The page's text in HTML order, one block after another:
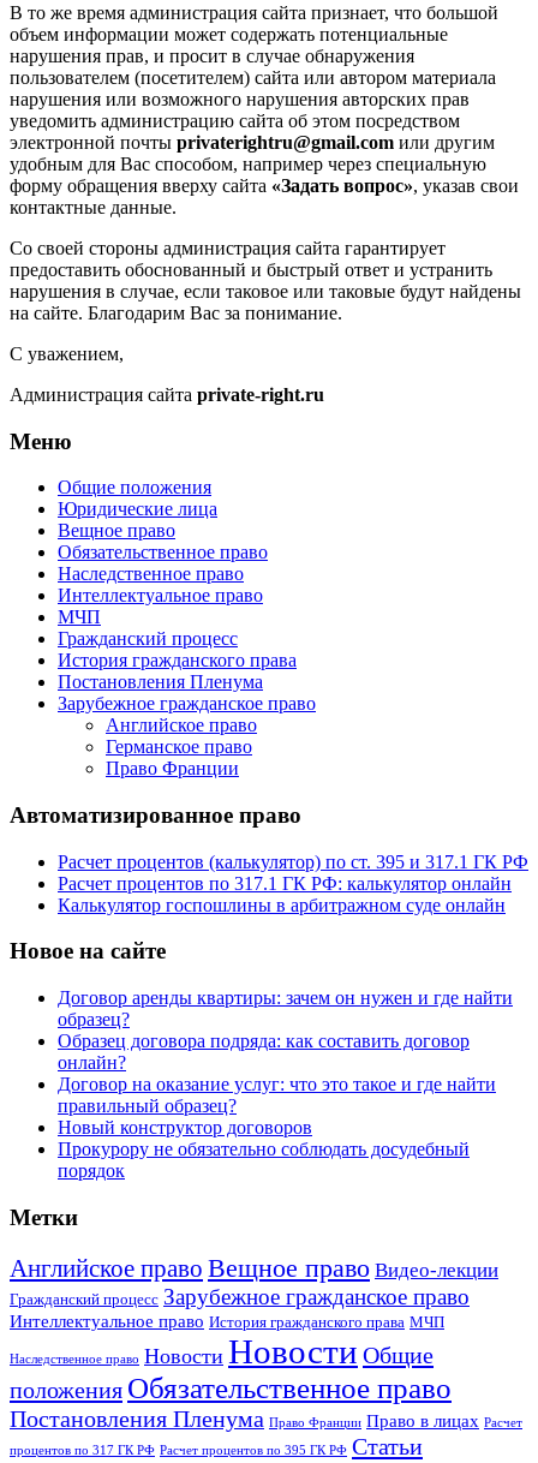
В то же время администрация сайта признает, что большой
объем информации может содержать потенциальные
нарушения прав, и просит в случае обнаружения
пользователем (посетителем) сайта или автором материала
нарушения или возможного нарушения авторских прав
уведомить администрацию сайта об этом посредством
электронной почты privaterightru@gmail.com или другим
удобным для Вас способом, например через специальную
форму обращения вверху сайта «Задать вопрос», указав свои
контактные данные.
Со своей стороны администрация сайта гарантирует
предоставить обоснованный и быстрый ответ и устранить
нарушения в случае, если таковое или таковые будут найдены
на сайте. Благодарим Вас за понимание.
С уважением,
Администрация сайта private-right.ru
Меню
Общие положения
Юридические лица
Вещное право
Обязательственное право
Наследственное право
Интеллектуальное право
МЧП
Гражданский процесс
История гражданского права
Постановления Пленума
Зарубежное гражданское право
Английское право
Германское право
Право Франции
Автоматизированное право
Расчет процентов (калькулятор) по ст. 395 и 317.1 ГК РФ
Расчет процентов по 317.1 ГК РФ: калькулятор онлайн
Калькулятор госпошлины в арбитражном суде онлайн
Новое на сайте
Договор аренды квартиры: зачем он нужен и где найти
образец?
Образец договора подряда: как составить договор
онлайн?
Договор на оказание услуг: что это такое и где найти
правильный образец?
Новый конструктор договоров
Прокурору не обязательно соблюдать досудебный
порядок
Метки
Английское право Вещное право Видео-лекции
Гражданский процесс Зарубежное гражданское право
Интеллектуальное право История гражданского права МЧП
Наследственное право Новости Новости Общие
положения Обязательственное право
Постановления Пленума Право Франции Право в лицах Расчет
процентов по 317 ГК РФ Расчет процентов по 395 ГК РФ Статьи